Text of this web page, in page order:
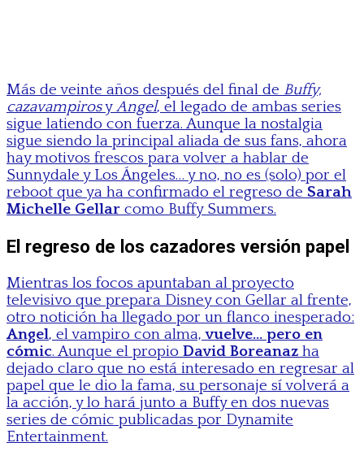
Más de veinte años después del final de Buffy,
cazavampirosyAngel, el legado de ambas series
sigue latiendo con fuerza. Aunque la nostalgia
sigue siendo la principal aliada de sus fans, ahora
hay motivos frescos para volver a hablar de
Sunnydale y Los Ángeles… y no, no es (solo) por el
reboot que ya ha confirmado el regreso de Sarah
Michelle Gellar como Buffy Summers.
El regreso de los cazadores versión papel
Mientras los focos apuntaban al proyecto
televisivo que prepara Disney con Gellar al frente,
otro notición ha llegado por un flanco inesperado:
Angel, el vampiro con alma,vuelve… pero en
cómic. Aunque el propio David Boreanaz ha
dejado claro que no está interesado en regresar al
papel que le dio la fama, su personaje sí volverá a
la acción, y lo hará junto a Buffy en dos nuevas
series de cómic publicadas por Dynamite
Entertainment.